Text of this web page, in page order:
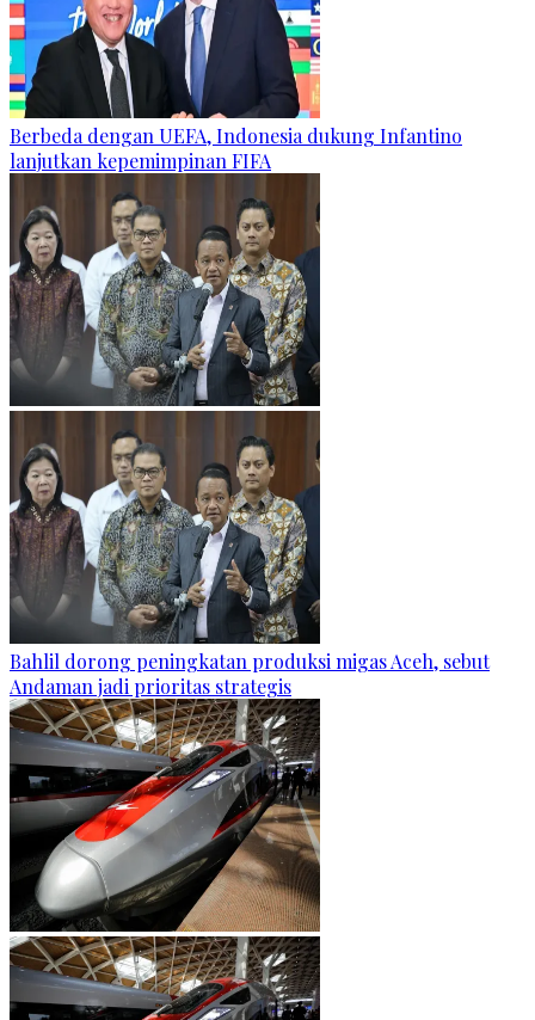
Berbeda dengan UEFA, Indonesia dukung Infantino
lanjutkan kepemimpinan FIFA
Bahlil dorong peningkatan produksi migas Aceh, sebut
Andaman jadi prioritas strategis